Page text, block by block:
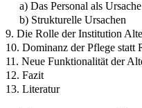
a) Das Personal als Ursache
b) Strukturelle Ursachen
9. Die Rolle der Institution
10. Dominanz der Pflege statt
11. Neue Funktionalität der
12. Fazit
13. Literatur